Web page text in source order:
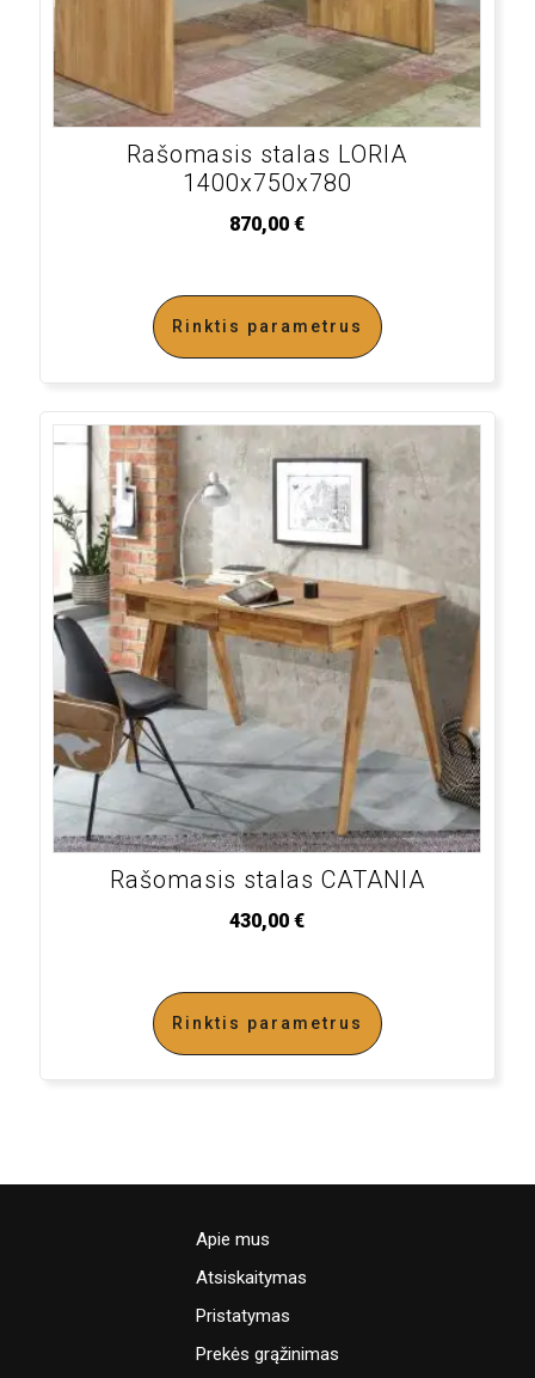
Rašomasis stalas LORIA
1400x750x780
870,00€
Rinktis parametrus
Rašomasis stalas CATANIA
430,00€
Rinktis parametrus
Apie mus
Atsiskaitymas
Pristatymas
Prekės grąžinimas